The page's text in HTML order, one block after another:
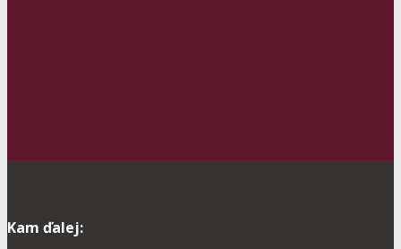
Kam ďalej: